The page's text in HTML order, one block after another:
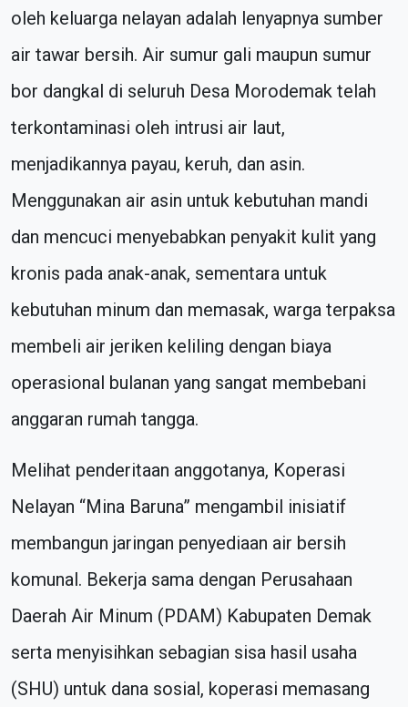
oleh keluarga nelayan adalah lenyapnya sumber
air tawar bersih. Air sumur gali maupun sumur
bor dangkal di seluruh Desa Morodemak telah
terkontaminasi oleh intrusi air laut,
menjadikannya payau, keruh, dan asin.
Menggunakan air asin untuk kebutuhan mandi
dan mencuci menyebabkan penyakit kulit yang
kronis pada anak-anak, sementara untuk
kebutuhan minum dan memasak, warga terpaksa
membeli air jeriken keliling dengan biaya
operasional bulanan yang sangat membebani
anggaran rumah tangga.
Melihat penderitaan anggotanya, Koperasi
Nelayan “Mina Baruna” mengambil inisiatif
membangun jaringan penyediaan air bersih
komunal. Bekerja sama dengan Perusahaan
Daerah Air Minum (PDAM) Kabupaten Demak
serta menyisihkan sebagian sisa hasil usaha
(SHU) untuk dana sosial, koperasi memasang